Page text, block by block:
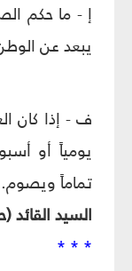
إ - ما حكم
يبعد عن
ف - إذا كان
يومياً أو
تماماً ويصوم.
السيد القائد
* * *